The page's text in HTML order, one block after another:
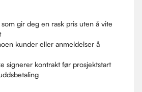
gir deg en rask pris uten å vite
kunder eller anmeldelser å
signerer kontrakt før prosjektstart